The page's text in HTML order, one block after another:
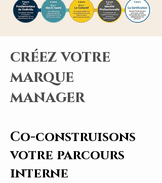
créez votre
marque
manager
Co-construisons
votre parcours
interne